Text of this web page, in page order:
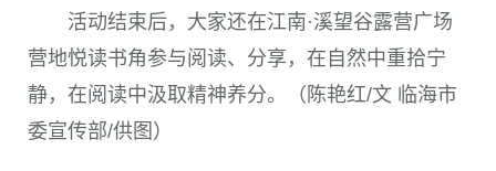
活动结束后，大家还在江南·溪望谷露营广场
营地悦读书角参与阅读、分享，在自然中重拾宁
静，在阅读中汲取精神养分。（陈艳红/文 临海市
委宣传部/供图）